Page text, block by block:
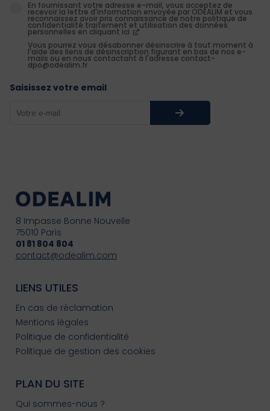
En fournissant votre adresse e-mail, vous acceptez de
recevoir la lettre d'information envoyée par ODEALIM et vous
reconnaissez avoir pris connaissance de notre politique de
confidentialité traitement et utilisation des données
personnelles en cliquant ici
Vous pourrez vous désabonner désinscrire à tout moment à
l'aide des liens de désinscription figurant en bas de nos e-
mails ou en nous contactant à l'adresse contact-
dpo@odealim.fr
Saisissez votre email
8 Impasse Bonne Nouvelle
75010 Paris
01 81 804 804
contact@odealim.com
LIENS UTILES
En cas de réclamation
Mentions légales
Politique de confidentialité
Politique de gestion des cookies
PLAN DU SITE
Qui sommes-nous ?